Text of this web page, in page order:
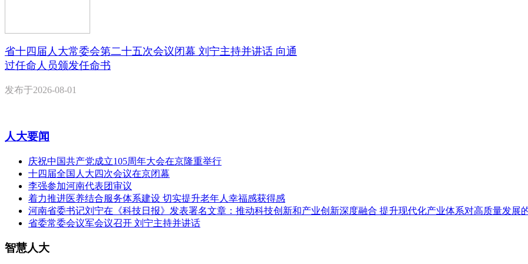
省十四届人大常委会第二十五次会议闭幕 刘宁主持并讲话 向通
过任命人员颁发任命书
发布于2026-08-01
人大要闻
庆祝中国共产党成立105周年大会在京隆重举行
十四届全国人大四次会议在京闭幕
李强参加河南代表团审议
着力推进医养结合服务体系建设 切实提升老年人幸福感获得感
河南省委书记刘宁在《科技日报》发表署名文章：推动科技创新和产业创新深度融合 提升现代化产业体系对高质量发展
省委常委会议军会议召开 刘宁主持并讲话
智慧人大